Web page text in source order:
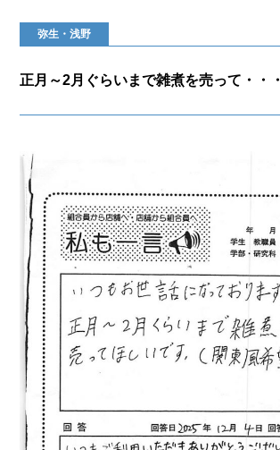
弥生・浅野
正月～2月ぐらいまで雑煮を売って・・・